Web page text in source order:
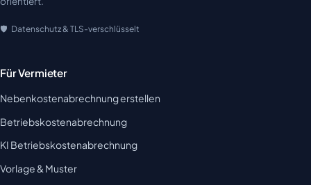
Datenschutz & TLS-verschlüsselt
Für Vermieter
Nebenkostenabrechnung erstellen
Betriebskostenabrechnung
KI Betriebskostenabrechnung
Vorlage & Muster